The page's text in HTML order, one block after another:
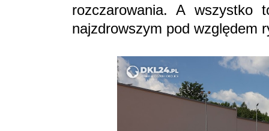
rozczarowania. A
najzdrowszym pod względem